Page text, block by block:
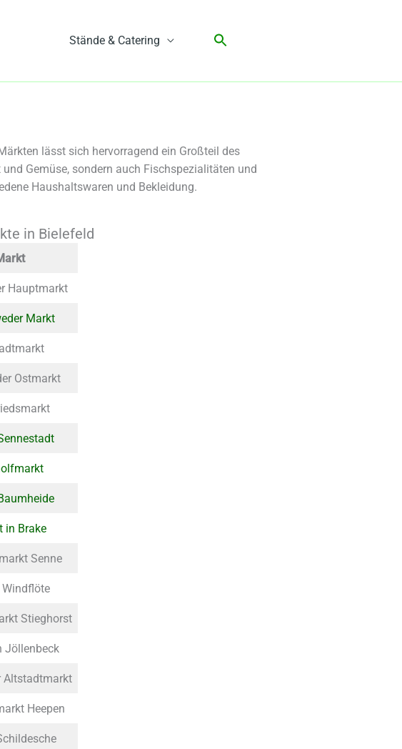
Stände & Catering
lässt sich hervorragend ein Großteil des
Gemüse, sondern auch Fischspezialitäten und
Haushaltswaren und Bekleidung.
in Bielefeld
Hauptmarkt
Markt
Ostmarkt
in Brake
Senne
Stieghorst
Jöllenbeck
Altstadtmarkt
Heepen